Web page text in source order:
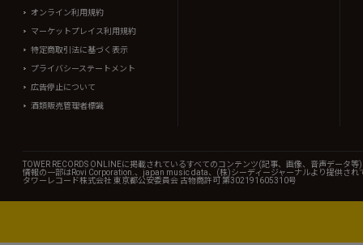
オンライン利用規約
マーケットプレイス利用規約
特定商取引法に基づく表示
プライバシーステートメント
広告停止について
酒類販売管理者標識
TOWER RECORDS ONLINEに掲載されているすべてのコンテンツ(記事、画像、音声データ
情報の一部はRovi Corporation.、japan music data、(株)シーディージャーナルより提供され
タワーレコード株式会社 東京都公安委員会 古物商許可 第302191605310号